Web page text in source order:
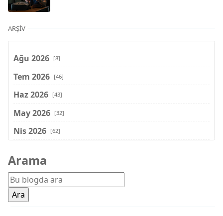
ARŞIV
Ağu 2026 [8]
Tem 2026 [46]
Haz 2026 [43]
May 2026 [32]
Nis 2026 [62]
Şub 2026
Oca 2026 [72]
Ara 2025
Arama